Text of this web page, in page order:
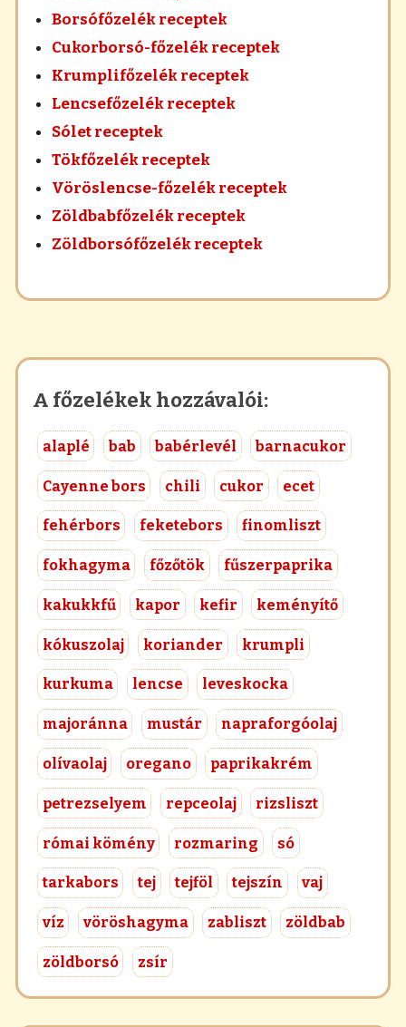
Borsófőzelék receptek
Cukorborsó-főzelék receptek
Krumplifőzelék receptek
Lencsefőzelék receptek
Sólet receptek
Tökfőzelék receptek
Vöröslencse-főzelék receptek
Zöldbabfőzelék receptek
Zöldborsófőzelék receptek
A főzelékek hozzávalói:
alaplé bab babérlevél barnacukor
Cayenne bors chili cukor ecet
fehérbors feketebors finomliszt
fokhagyma főzőtök fűszerpaprika
kakukkfű kapor kefir keményítő
kókuszolaj koriander krumpli
kurkuma lencse leveskocka
majoránna mustár napraforgóolaj
olívaolaj oregano paprikakrém
petrezselyem repceolaj rizsliszt
római kömény rozmaring só
tarkabors tej tejföl tejszín vaj
víz vöröshagyma zabliszt zöldbab
zöldborsó zsír